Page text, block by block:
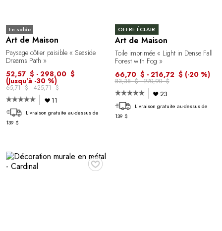
En solde
Art de Maison
Paysage côtier paisible « Seaside
Dreams Path »
52,57 $ - 298,00 $
(Jusqu'à -30 %)
65,71 $ - 425,71 $
11
Livraison gratuite au-dessus de
139 $
OFFRE ÉCLAIR
Art de Maison
Toile imprimée « Light in Dense Fall
Forest with Fog »
66,70 $ - 216,72 $ (-20 %)
83,38 $ - 270,90 $
23
Livraison gratuite au-dessus de
139 $
♥